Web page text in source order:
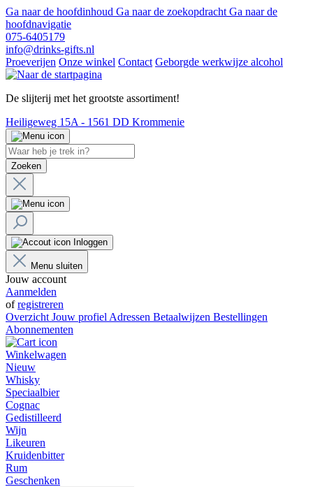
Ga naar de hoofdinhoud Ga naar de zoekopdracht Ga naar de
hoofdnavigatie
075-6405179
info@drinks-gifts.nl
Proeverijen Onze winkel Contact Geborgde werkwijze alcohol
De slijterij met het grootste assortiment!
Heiligeweg 15A - 1561 DD Krommenie
Zoeken
Inloggen
Menu sluiten
Jouw account
Aanmelden
ofregistreren
Overzicht Jouw profiel Adressen Betaalwijzen Bestellingen
Abonnementen
Winkelwagen
Nieuw
Whisky
Speciaalbier
Cognac
Gedistilleerd
Wijn
Likeuren
Kruidenbitter
Rum
Geschenken